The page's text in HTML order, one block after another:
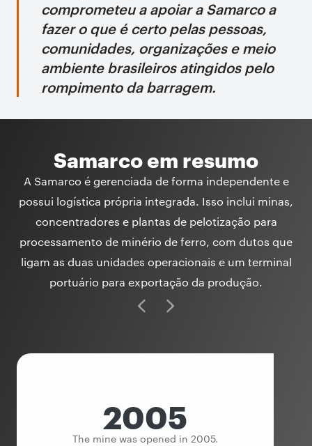
comprometeu a apoiar a Samarco a
fazer o que é certo pelas pessoas,
comunidades, organizações e meio
ambiente brasileiros atingidos pelo
rompimento da barragem.
Samarco em resumo
A Samarco é gerenciada de forma independente e
possui logística própria integrada. Isso inclui minas,
concentradores e plantas de pelotização para
processamento de minério de ferro, com dutos que
ligam as duas unidades operacionais e um terminal
portuário para exportação da produção.
2005
The mine was opened in 2005.